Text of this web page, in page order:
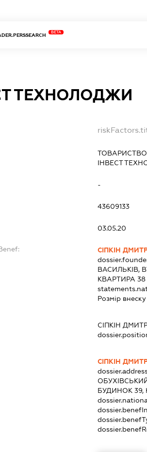
BETA
ТЕХНОЛОДЖИ
ІНВЕСТ
-
43609133
03.05.20
СІПКІН
ВАСИЛЬКІВ,
КВАРТИРА 38
Розмір
СІПКІН
СІПКІН
БУДИНОК 39,